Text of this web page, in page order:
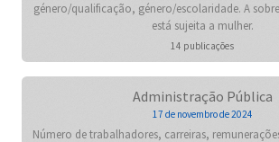
género/qualificação, género/escolaridade. A
está sujeita a mulher.
14 publicações
Administração Pública
17 de novembro de 2024
Número de trabalhadores, carreiras,